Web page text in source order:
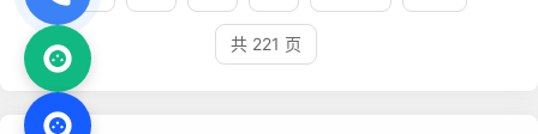
共 221 页